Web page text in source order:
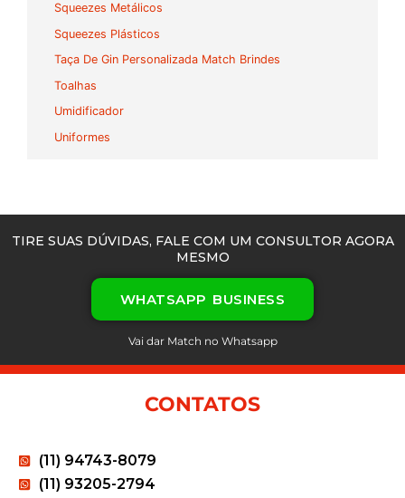
Squeezes Metálicos
Squeezes Plásticos
Taça De Gin Personalizada Match Brindes
Toalhas
Umidificador
Uniformes
TIRE SUAS DÚVIDAS, FALE COM UM CONSULTOR AGORA
MESMO
WHATSAPP BUSINESS
Vai dar Match no Whatsapp
CONTATOS
(11) 94743-8079
(11) 93205-2794